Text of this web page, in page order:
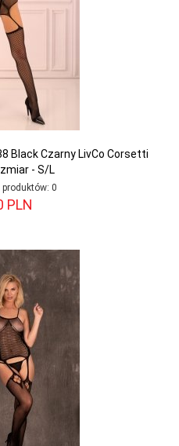
Black Czarny LivCo Corsetti
- S/L
produktów: 0
PLN